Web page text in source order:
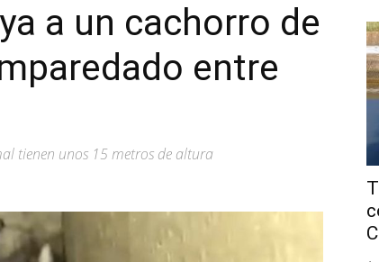
a un cachorro de
entre
tienen unos 15 metros de altura